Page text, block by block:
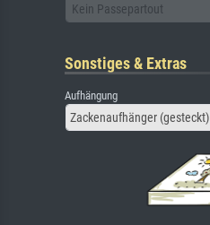
Kein Passepartout
Sonstiges & Extras
Aufhängung
Zackenaufhänger (gesteckt)